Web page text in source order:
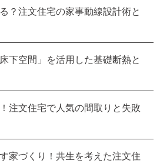
？注文住宅の家事動線設計術と
下空間」を活用した基礎断熱と
注文住宅で人気の間取りと失敗
家づくり！共生を考えた注文住